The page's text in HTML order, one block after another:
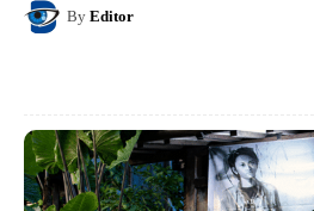
By Editor